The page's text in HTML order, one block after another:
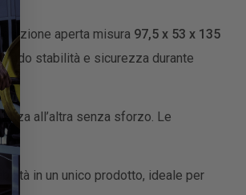
aperta misura 97,5 x 53 x 135
stabilità e sicurezza durante
all’altra senza sforzo. Le
in un unico prodotto, ideale per